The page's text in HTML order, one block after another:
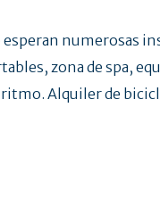
numerosas
zona de spa,
Alquiler de